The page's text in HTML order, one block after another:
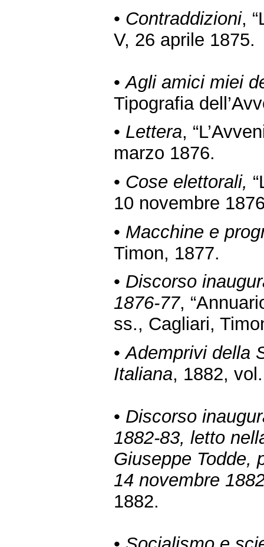
• Contraddizioni,
V, 26 aprile 1875.
•Agli amici miei
Tipografia
• Lettera,
marzo 1876.
• Cose elettorali,
10 novembre
• Macchine e
Timon, 1877.
• Discorso
1876-77,
ss., Cagliari,
•Ademprivi della
Italiana, 1882,
• Discorso
1882-83, letto
Giuseppe Todde,
14 novembre
1882.